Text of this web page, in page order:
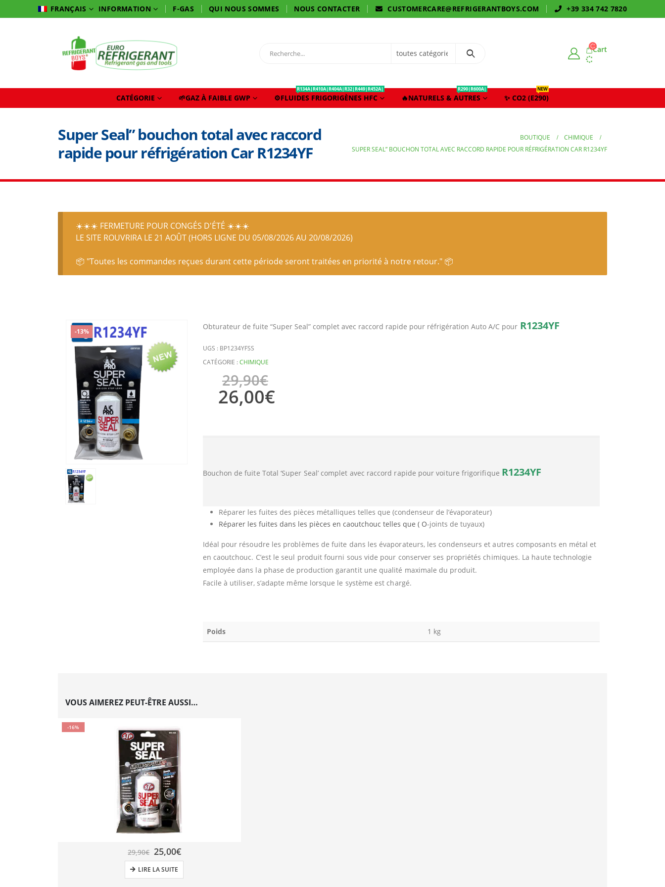
FRANÇAIS INFORMATION F-GAS QUI NOUS SOMMES NOUS CONTACTER CUSTOMERCARE@REFRIGERANTBOYS.COM +39 334 742 7820
Cart
CATÉGORIE 🌱GAZ À FAIBLE GWP ⚙️FLUIDES FRIGORIGÈNES HFC
R134A|R410A|R404A|R32|R449|R452A|
🔥NATURELS & AUTRES
R290|R600A|
✨ CO2 (E290)
NEW
Super Seal” bouchon total avec raccord
rapide pour réfrigération Car R1234YF
BOUTIQUE
CHIMIQUE
SUPER SEAL” BOUCHON TOTAL AVEC RACCORD RAPIDE POUR RÉFRIGÉRATION CAR R1234YF
☀️☀️☀️ FERMETURE POUR CONGÉS D'ÉTÉ ☀️☀️☀️
LE SITE ROUVRIRA LE 21 AOÛT (HORS LIGNE DU 05/08/2026 AU 20/08/2026)
📦 "Toutes les commandes reçues durant cette période seront traitées en priorité à notre retour." 📦
-13%
Obturateur de fuite “Super Seal” complet avec raccord rapide pour réfrigération Auto A/C pour R1234YF
UGS : BP1234YFSS
CATÉGORIE :CHIMIQUE
29,90€
26,00€
Bouchon de fuite Total ‘Super Seal’ complet avec raccord rapide pour voiture frigorifique R1234YF
Réparer les fuites des pièces métalliques telles que (condenseur de l’évaporateur)
Réparer les fuites dans les pièces en caoutchouc telles que ( O-joints de tuyaux)
Idéal pour résoudre les problèmes de fuite dans les évaporateurs, les condenseurs et autres composants en métal et
en caoutchouc. C’est le seul produit fourni sous vide pour conserver ses propriétés chimiques. La haute technologie
employée dans la phase de production garantit une qualité maximale du produit.
Facile à utiliser, s’adapte même lorsque le système est chargé.
Poids 1 kg
VOUS AIMEREZ PEUT-ÊTRE AUSSI…
-16%
29,90€ 25,00€
LIRE LA SUITE